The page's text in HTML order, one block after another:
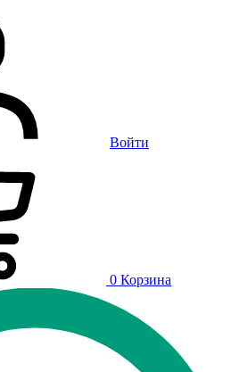
Войти
0 Корзина